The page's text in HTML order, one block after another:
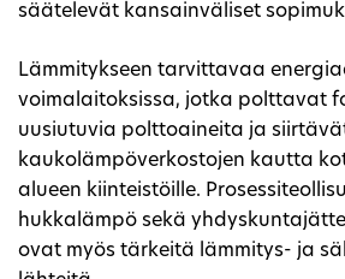
säätelevät kansainväliset
Lämmitykseen tarvittavaa
voimalaitoksissa, jotka polttavat
uusiutuvia polttoaineita ja
kaukolämpöverkostojen kautta
alueen kiinteistöille.
hukkalämpö sekä
ovat myös tärkeitä lämmitys- ja